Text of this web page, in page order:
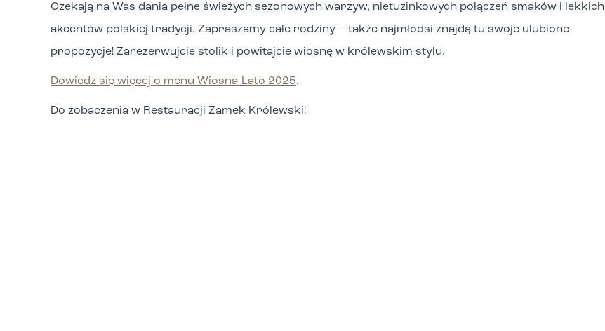
Czekają na Was dania pełne świeżych sezonowych warzyw, nietuzinkowych połączeń smaków i lekkich
akcentów polskiej tradycji. Zapraszamy całe rodziny – także najmłodsi znajdą tu swoje ulubione
propozycje! Zarezerwujcie stolik i powitajcie wiosnę w królewskim stylu.
Dowiedz się więcej o menu Wiosna-Lato 2025.
Do zobaczenia w Restauracji Zamek Królewski!